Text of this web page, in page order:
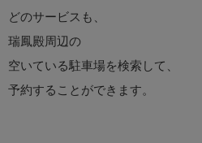
どのサービスも、
瑞鳳殿周辺の
空いている駐車場を検索して、
予約することができます。